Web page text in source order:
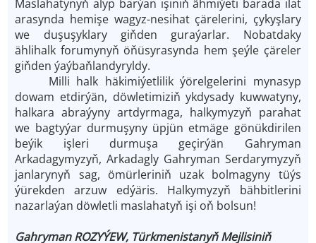
Maslahatynyň alyp barýan işiniň ähmiýeti barada ilat
arasynda hemişe wagyz-nesihat çärelerini, çykyşlary
we duşuşyklary giňden guraýarlar. Nobatdaky
ählihalk forumynyň öňüsyrasynda hem şeýle çäreler
giň­den ýaýbaň­landyryldy.
Milli halk häkimiýetlilik ýörelgelerini mynasyp
dowam etdirýän, döwletimiziň ykdysady kuwwatyny,
halkara abraýyny artdyrmaga, halkymyzyň parahat
we bagtyýar durmuşyny üpjün etmäge gönükdirilen
beýik işleri durmuşa geçirýän Gahryman
Arkadagymyzyň, Arkadagly Gahryman Serdarymyzyň
janlarynyň sag, ömürleriniň uzak bolmagyny tüýs
ýürekden arzuw edýäris. Halkymyzyň bähbitlerini
nazarlaýan döwletli maslahatyň işi oň bolsun!
Gahryman ROZYÝEW, Türkmenistanyň Mejlisiniň